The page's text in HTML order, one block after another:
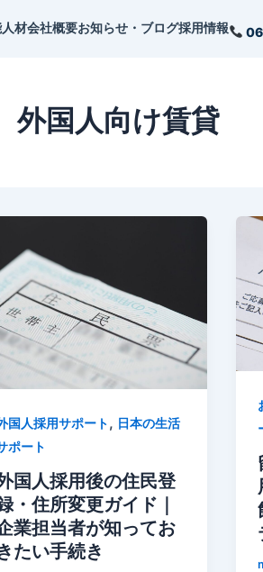
材会社概要お知らせ・ブログ採用情報
外国人向け賃貸
国人採用サポート, 日本の生活
ポート
国人採用後の住民登
・住所変更ガイド｜
業担当者が知ってお
たい手続き